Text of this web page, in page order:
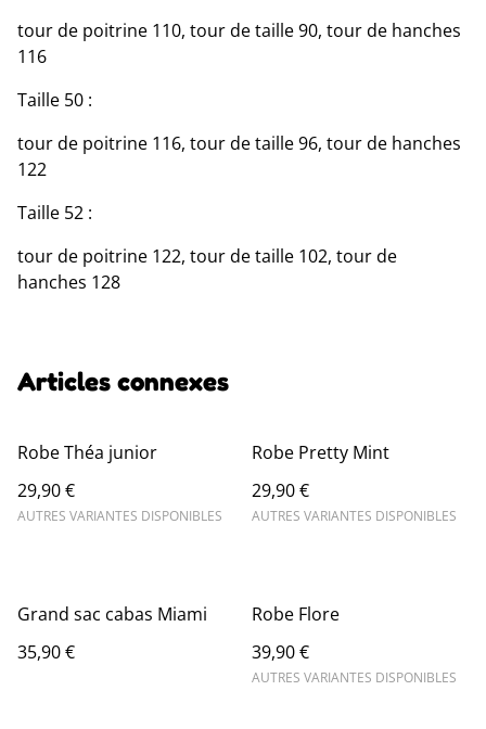
tour de poitrine 110, tour de taille 90, tour de hanches
116
Taille 50 :
tour de poitrine 116, tour de taille 96, tour de hanches
122
Taille 52 :
tour de poitrine 122, tour de taille 102, tour de
hanches 128
Articles connexes
Robe Théa junior
29,90 €
AUTRES VARIANTES DISPONIBLES
Robe Pretty Mint
29,90 €
AUTRES VARIANTES DISPONIBLES
Grand sac cabas Miami
35,90 €
Robe Flore
39,90 €
AUTRES VARIANTES DISPONIBLES